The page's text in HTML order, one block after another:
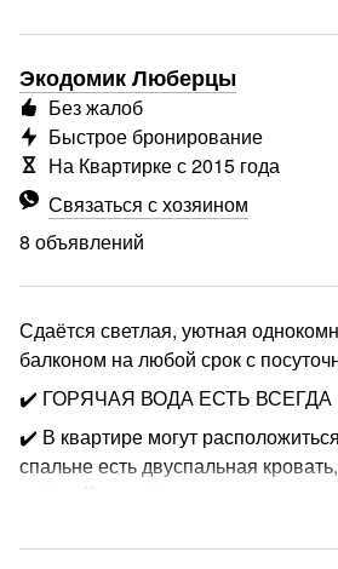
Экодомик Люберцы
Связаться с хозяином
8 объявлений
Без жалоб
Быстрое бронирование
На Квартирке с 2015 года
Сдаётся светлая, уютная
балконом на любой срок с
✔️ ГОРЯЧАЯ ВОДА ЕСТЬ ВСЕГДА
✔️ В квартире могут
спальне есть двуспальная
рабочий стол. На кухне находится